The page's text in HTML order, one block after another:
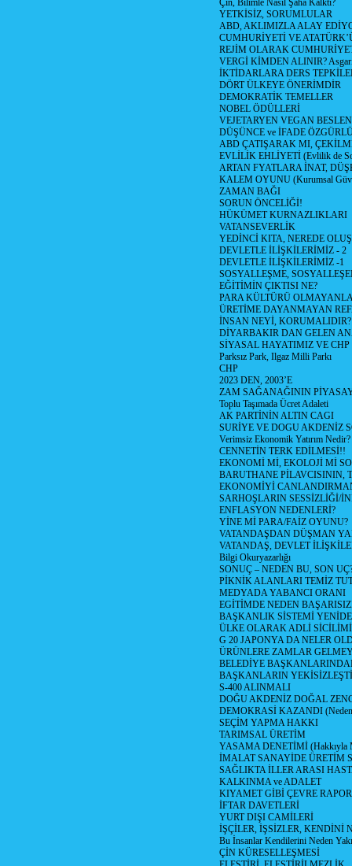
Çin, Bilimle Nasıl Şaha Kalktı?
YETKİSİZ, SORUMLULAR
ABD, AKLIMIZLA ALAY
CUMHURİYETİ VE
REJİM OLARAK
VERGİ KİMDEN ALINIR?
İKTİDARLARA DERS
DÖRT ÜLKEYE ÖNERİMDİR
DEMOKRATİK TEMELLER
NOBEL ÖDÜLLERİ
VEJETARYEN VEGAN
DÜŞÜNCE ve İFADE
ABD ÇATIŞARAK MI,
EVLİLİK EHLİYETİ (Evlilik de
ARTAN FYATLARA İNAT,
KALEM OYUNU (Kurumsal
ZAMAN BAĞI
SORUN ÖNCELİĞİ!
HÜKÜMET KURNAZLIKLARI
VATANSEVERLİK
YEDİNCİ KITA, NEREDE
DEVLETLE İLİŞKİLERİMİZ - 2
DEVLETLE İLİŞKİLERİMİZ -1
SOSYALLEŞME,
EĞİTİMİN ÇIKTISI NE?
PARA KÜLTÜRÜ
ÜRETİME DAYANMAYAN
İNSAN NEYİ, KORUMALIDIR?
DİYARBAKIR DAN GELEN
SİYASAL HAYATIMIZ VE CHP
Parksız Park, Ilgaz Milli Parkı
CHP
2023 DEN, 2003’E
ZAM SAĞANAĞININ
Toplu Taşımada Ücret Adaleti
AK PARTİNİN ALTIN CAGI
SURİYE VE DOGU AKDENİZ
Verimsiz Ekonomik Yatırım Nedir?
CENNETİN TERK EDİLMESİ!!
EKONOMİ Mİ, EKOLOJİ Mİ
BARUTHANE PİLAVCISININ,
EKONOMİYİ
SARHOŞLARIN SESSİZLİĞİ/
ENFLASYON NEDENLERİ?
YİNE Mİ PARA/FAİZ OYUNU?
VATANDAŞDAN DÜŞMAN
VATANDAŞ, DEVLET
Bilgi Okuryazarlığı
SONUÇ – NEDEN BU, SON
PİKNİK ALANLARI TEMİZ
MEDYADA YABANCI ORANI
EGİTİMDE NEDEN
BAŞKANLIK SİSTEMİ
ÜLKE OLARAK ADLİ
G 20 JAPONYA DA NELER
ÜRÜNLERE ZAMLAR
BELEDİYE
BAŞKANLARIN
S-400 ALINMALI
DOĞU AKDENİZ DOĞAL
DEMOKRASİ KAZANDI (Neden
SEÇİM YAPMA HAKKI
TARIMSAL ÜRETİM
YASAMA DENETİMİ (Hakkıyla
İMALAT SANAYİDE ÜRETİM
SAĞLIKTA İLLER ARASI
KALKINMA ve ADALET
KIYAMET GİBİ ÇEVRE
İFTAR DAVETLERİ
YURT DIŞI CAMİLERİ
İŞÇİLER, İŞSİZLER, KENDİNİ
Bu İnsanlar Kendilerini Neden
ÇİN KÜRESELLEŞMESİ